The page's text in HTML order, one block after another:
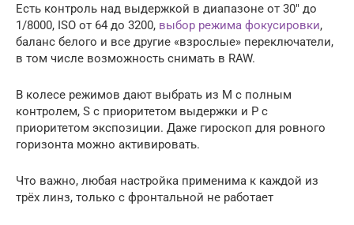
Есть контроль над выдержкой в диапазоне от 30″ до
1/8000, ISO от 64 до 3200, выбор режима фокусировки,
баланс белого и все другие «взрослые» переключатели,
в том числе возможность снимать в RAW.
В колесе режимов дают выбрать из M с полным
контролем, S с приоритетом выдержки и P с
приоритетом экспозиции. Даже гироскоп для ровного
горизонта можно активировать.
Что важно, любая настройка применима к каждой из
трёх линз, только с фронтальной не работает